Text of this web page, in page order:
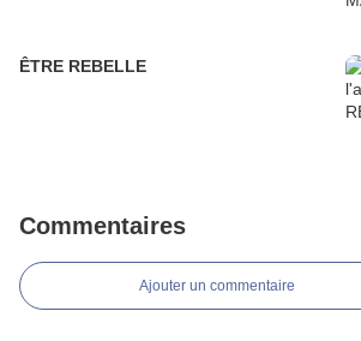
ÊTRE REBELLE
Commentaires
Ajouter un commentaire